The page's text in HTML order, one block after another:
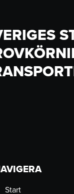
Start